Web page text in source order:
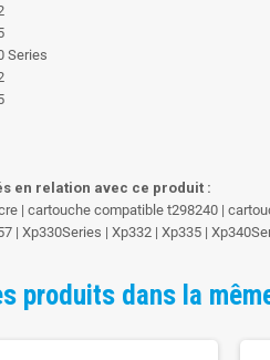
Series
en relation avec ce produit :
| cartouche compatible t298240 |
| Xp330Series | Xp332 | Xp335 |
produits dans la